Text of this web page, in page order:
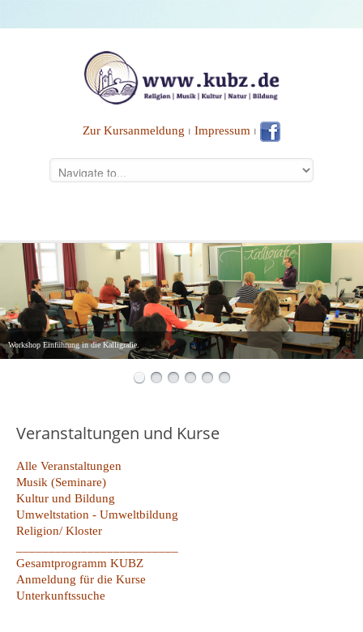
Zur Kursanmeldung ⏐ Impressum ⏐
Workshop Einführung in die Kalligrafie.
Veranstaltungen und Kurse
Alle Veranstaltungen
Musik (Seminare)
Kultur und Bildung
Umweltstation - Umweltbildung
Religion/ Kloster
Gesamtprogramm KUBZ
Anmeldung für die Kurse
Unterkunftssuche